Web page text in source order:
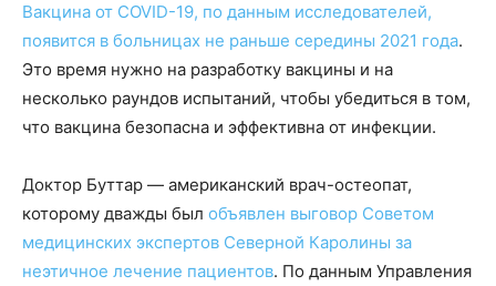
Вакцина от COVID-19, по данным исследователей,
появится в больницах не раньше середины 2021 года.
Это время нужно на разработку вакцины и на
несколько раундов испытаний, чтобы убедиться в том,
что вакцина безопасна и эффективна от инфекции.
Доктор Буттар — американский врач-остеопат,
которому дважды был объявлен выговор Советом
медицинских экспертов Северной Каролины за
неэтичное лечение пациентов. По данным Управления